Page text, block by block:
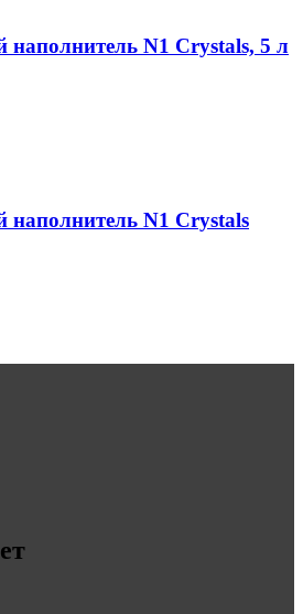
N1 Crystals, 5 л
N1 Crystals